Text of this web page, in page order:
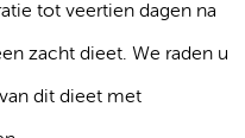
tot veertien dagen na
zacht dieet. We raden u
dit dieet met